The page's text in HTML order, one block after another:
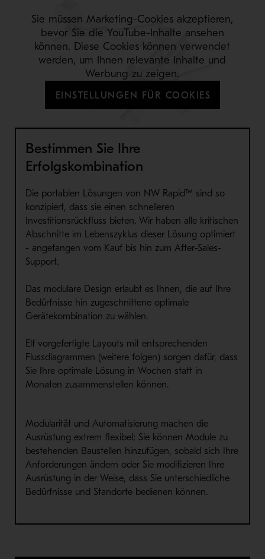
Bestimmen Sie Ihre
Erfolgskombination
Die portablen Lösungen von NW Rapid™ sind so
konzipiert, dass sie einen schnelleren
Investitionsrückfluss bieten. Wir haben alle kritischen
Abschnitteim Lebenszyklus dieserLösung optimiert
- angefangen vom Kauf bis hin zum After-Sales-
Support.
Das modulare Design erlaubt es Ihnen, die auf Ihre
Bedürfnisse hin zugeschnittene optimale
Gerätekombination zu wählen.
Elf vorgefertigte Layouts mit entsprechenden
Flussdiagrammen (weitere folgen) sorgen dafür, dass
Sie Ihre optimale Lösung in Wochen statt in
Monaten zusammenstellen können.
Sie müssen Marketing-Cookies akzeptieren,
bevor Sie die YouTube-Inhalte ansehen
können. Diese Cookies können verwendet
werden, um Ihnen relevante Inhalte und
Werbung zu zeigen.
EINSTELLUNGEN FÜR COOKIES
Modularität und Automatisierung machen die
Ausrüstung extrem flexibel; Sie können Module zu
bestehenden Baustellen hinzufügen, sobald sich Ihre
Anforderungen ändern oder Sie modifizieren Ihre
Ausrüstung in der Weise, dass Sie unterschiedliche
Bedürfnisse und Standorte bedienen können.